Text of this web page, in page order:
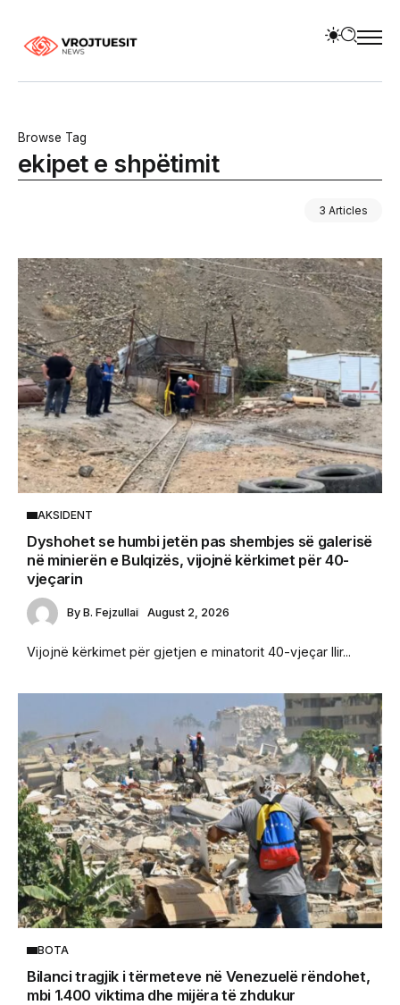
Browse Tag
ekipet e shpëtimit
3 Articles
AKSIDENT
Dyshohet se humbi jetën pas shembjes së galerisë
në minierën e Bulqizës, vijojnë kërkimet për 40-
vjeçarin
By B. Fejzullai August 2, 2026
Vijojnë kërkimet për gjetjen e minatorit 40-vjeçar Ilir...
BOTA
Bilanci tragjik i tërmeteve në Venezuelë rëndohet,
mbi 1.400 viktima dhe mijëra të zhdukur